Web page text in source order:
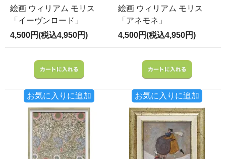
絵画 ウィリアム モリス
「イーヴンロード」
4,500円(税込4,950円)
お気に入りに追加
絵画 ウィリアム モリス
「アネモネ」
4,500円(税込4,950円)
お気に入りに追加